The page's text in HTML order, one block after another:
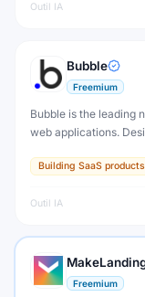
Outil IA
Bubble
Freemium
Bubble is the leading
web applications.
single line of code.
Building SaaS
Outil IA
Freemium